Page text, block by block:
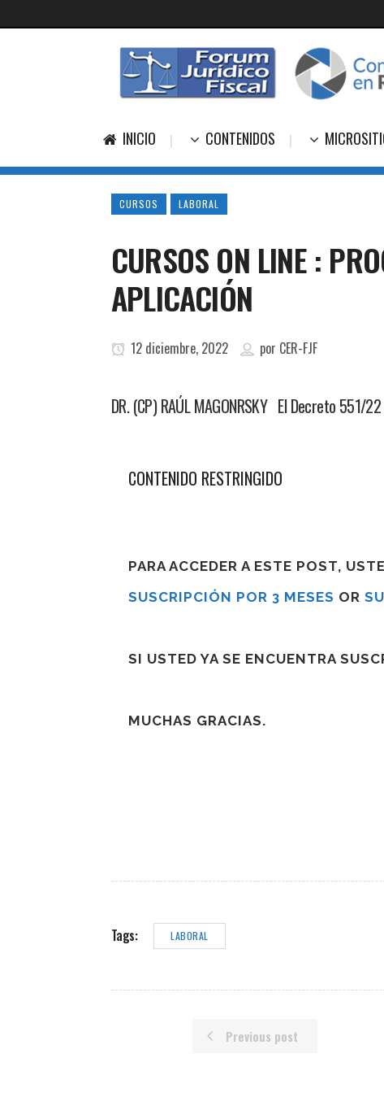
INICIO CONTENIDOS
CURSOS LABORAL
CURSOS ON LINE :
APLICACIÓN
12 diciembre, 2022 por CER-FJF
DR. (CP) RAÚL MAGONRSKY El Decreto
CONTENIDO RESTRINGIDO
PARA ACCEDER A ESTE POST,
SUSCRIPCIÓN POR 3 MESES OR
SI USTED YA SE ENCUENTRA
MUCHAS GRACIAS.
Tags: LABORAL
Previous post